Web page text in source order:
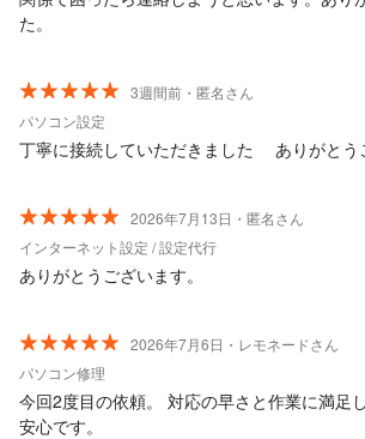
た。
3週間前・匿名さん
パソコン設定
丁寧に接続していただきました ありがとう
2026年7月13日・匿名さん
インターネット設定 / 設定代行
ありがとうございます。
2026年7月6日・レモネードさん
パソコン修理
今回2度目の依頼。 対応の早さと作業に満足
安心です。